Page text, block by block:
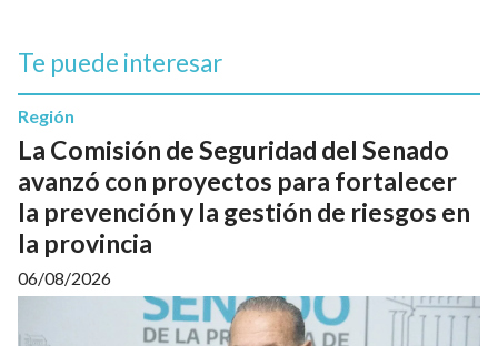
Te puede interesar
La Comisión de Seguridad del Senado
avanzó con proyectos para fortalecer
la prevención y la gestión de riesgos en
la provincia
Región
06/08/2026